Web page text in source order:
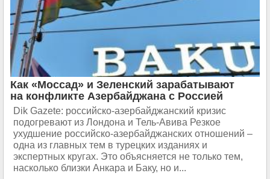
Как «Моссад» и Зеленский зарабатывают
на конфликте Азербайджана с Россией
Dik Gazete: российско-азербайджанский кризис
подогревают из Лондона и Тель-Авива Резкое
ухудшение российско-азербайджанских отношений –
одна из главных тем в турецких изданиях и
экспертных кругах. Это объясняется не только тем,
насколько близки Анкара и Баку, но и...